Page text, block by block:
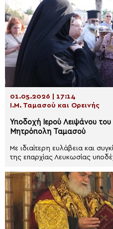
01.05.2026 | 17:14
Ι.Μ. Ταμασού και Ορεινής
Υποδοχή Ιερού Λειψάνου του
Μητρόπολη Ταμασού
Με ιδιαίτερη ευλάβεια και
της επαρχίας Λευκωσίας